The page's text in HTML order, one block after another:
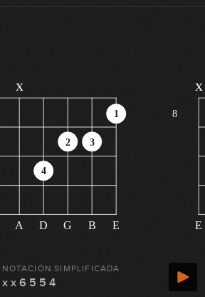
A D G B E
x
4
2 3
1
NOTACIÓN SIMPLIFICADA
x x 6 5 5 4
8
E
x